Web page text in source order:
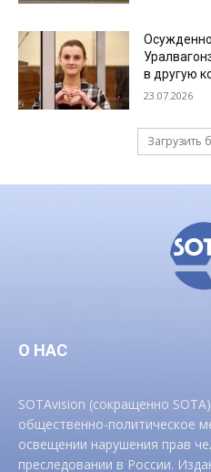
в другую
23.07.2026
Загрузить
О НАС
SOTAvision (сокращенно
общественно-политическое
освещении нарушения прав
преследовании в России.